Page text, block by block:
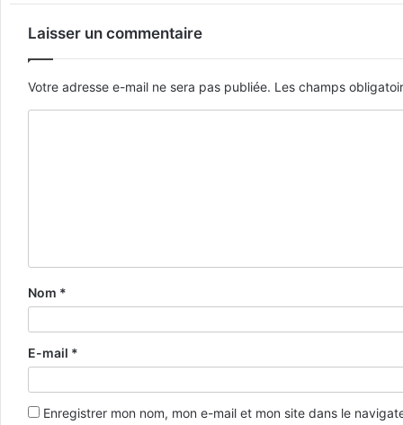
Laisser un commentaire
Votre adresse e-mail ne sera pas publiée. Les champs
Nom *
E-mail *
Enregistrer mon nom, mon e-mail et mon site dans le